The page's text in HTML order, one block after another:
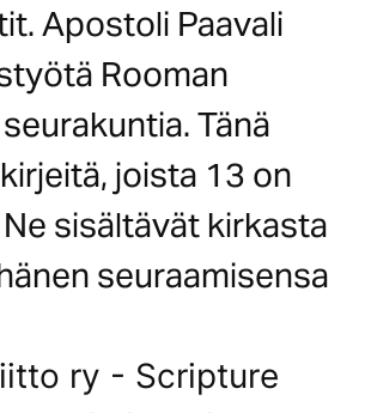
Apostoli Paavali
Rooman
Tänä
joista 13 on
sisältävät kirkasta
seuraamisensa
ry - Scripture